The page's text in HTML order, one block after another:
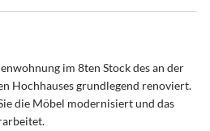
im 8ten Stock des an der
Hochhauses grundlegend renoviert.
die Möbel modernisiert und das